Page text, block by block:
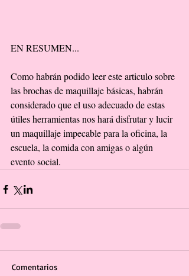
EN RESUMEN...
Como habrán podido leer este articulo sobre
las brochas de maquillaje básicas, habrán
considerado que el uso adecuado de estas
útiles herramientas nos hará disfrutar y lucir
un maquillaje impecable para la oficina, la
escuela, la comida con amigas o algún
evento social.
Comentarios